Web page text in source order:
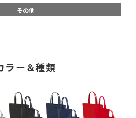
その他
ラー＆種類